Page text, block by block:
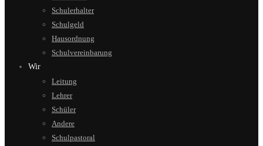
Schulerhalter
Schulgeld
Hausordnung
Schulvereinbarung
Wir
Leitung
Lehrer
Schüler
Andere
Schulpastoral